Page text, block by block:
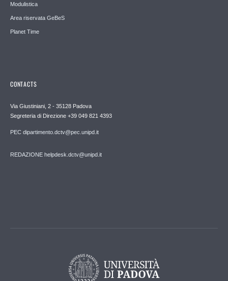
Modulistica
Area riservata GeBeS
Planet Time
CONTACTS
Via Giustiniani, 2 - 35128 Padova
Segreteria di Direzione +39 049 821 4393
PEC dipartimento.dctv@pec.unipd.it
REDAZIONE helpdesk.dctv@unipd.it